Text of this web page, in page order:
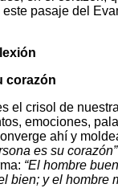
pasaje del
corazón
el crisol de
emociones,
ahí y
es su corazón”
“El hombre
bien; y el hombre